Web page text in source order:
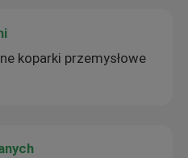
koparki przemysłowe